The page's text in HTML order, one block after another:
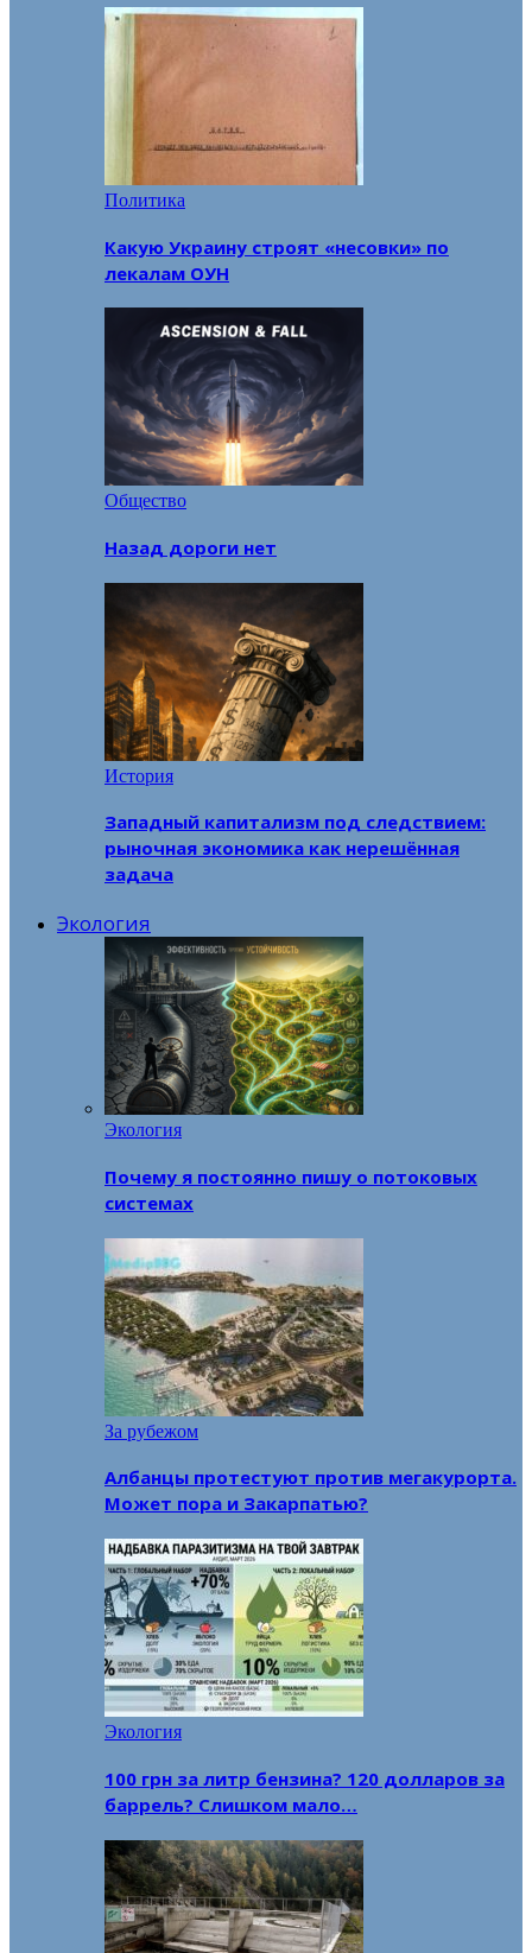
Политика
Какую Украину строят «несовки» по
лекалам ОУН
Общество
Назад дороги нет
История
Западный капитализм под следствием:
рыночная экономика как нерешённая
задача
Экология
Экология
Почему я постоянно пишу о потоковых
системах
За рубежом
Албанцы протестуют против мегакурорта.
Может пора и Закарпатью?
Экология
100 грн за литр бензина? 120 долларов за
баррель? Слишком мало…